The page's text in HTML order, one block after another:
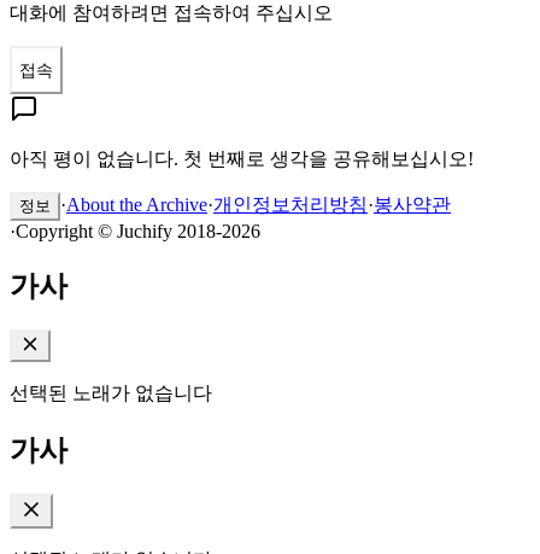
대화에 참여하려면 접속하여 주십시오
접속
아직 평이 없습니다. 첫 번째로 생각을 공유해보십시오!
정보 ·About the Archive·개인정보처리방침·봉사약관
·Copyright © Juchify 2018-2026
가사
선택된 노래가 없습니다
가사